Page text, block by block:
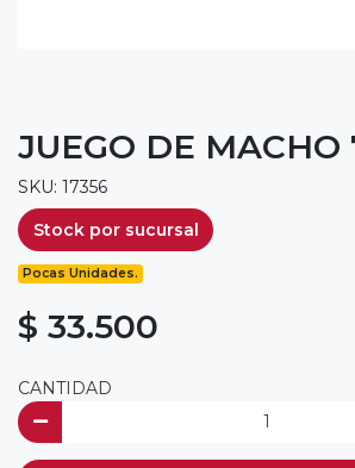
JUEGO DE MACHO
SKU: 17356
Stock por sucursal
Pocas Unidades.
$ 33.500
CANTIDAD